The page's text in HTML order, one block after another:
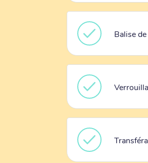
Balise